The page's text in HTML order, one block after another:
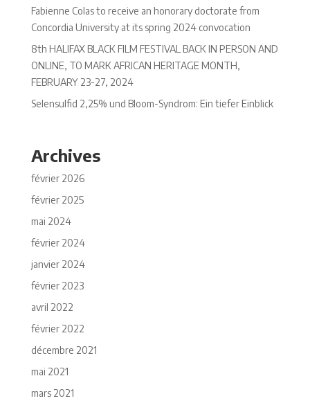
Fabienne Colas to receive an honorary doctorate from
Concordia University at its spring 2024 convocation
8th HALIFAX BLACK FILM FESTIVAL BACK IN PERSON AND
ONLINE, TO MARK AFRICAN HERITAGE MONTH,
FEBRUARY 23-27, 2024
Selensulfid 2,25% und Bloom-Syndrom: Ein tiefer Einblick
Archives
février 2026
février 2025
mai 2024
février 2024
janvier 2024
février 2023
avril 2022
février 2022
décembre 2021
mai 2021
mars 2021